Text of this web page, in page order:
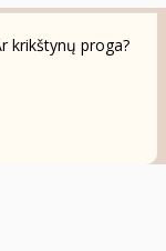
krikštynų proga?